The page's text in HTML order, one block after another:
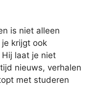
is niet alleen
krijgt ook
laat je niet
nieuws, verhalen
met studeren